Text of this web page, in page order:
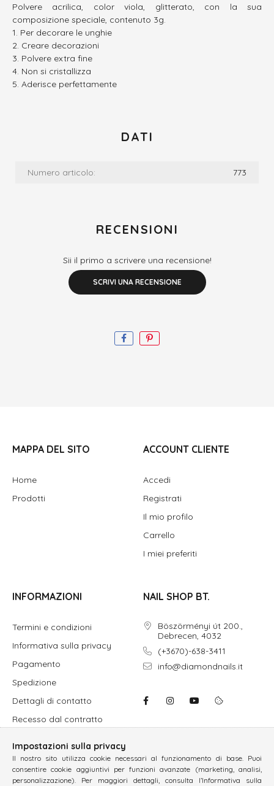
Polvere acrilica, color viola, glitterato, con la sua
composizione speciale, contenuto 3g.
Per decorare le unghie
Creare decorazioni
Polvere extra fine
Non si cristallizza
Aderisce perfettamente
DATI
Numero articolo: 773
RECENSIONI
Sii il primo a scrivere una recensione!
SCRIVI UNA RECENSIONE
MAPPA DEL SITO
Home
Prodotti
ACCOUNT CLIENTE
Accedi
Registrati
Il mio profilo
Carrello
I miei preferiti
INFORMAZIONI
Termini e condizioni
Informativa sulla privacy
Pagamento
Spedizione
Dettagli di contatto
Recesso dal contratto
NAIL SHOP BT.
Böszörményi út 200.,
Debrecen, 4032
(+3670)-638-3411
info@diamondnails.it
Impostazioni sulla privacy
Il nostro sito utilizza cookie necessari al funzionamento di base. Puoi
consentire cookie aggiuntivi per funzioni avanzate (marketing, analisi,
personalizzazione). Per maggiori dettagli, consulta l’Informativa sulla